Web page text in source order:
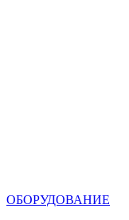
ОБОРУДОВАНИЕ